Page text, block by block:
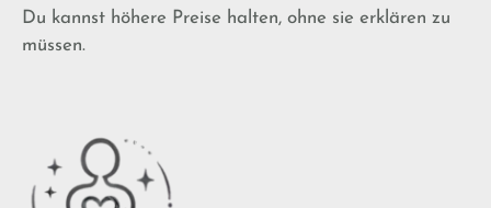
Du kannst höhere Preise halten, ohne sie erklären zu
müssen.